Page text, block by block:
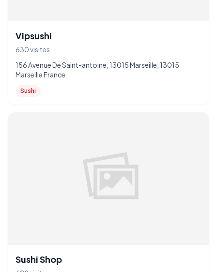
Vipsushi
630 visites
156 Avenue De Saint-antoine, 13015 Marseille, 13015
Marseille France
Sushi
Sushi Shop